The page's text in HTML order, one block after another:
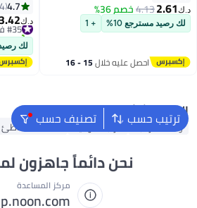
د.ك‏2.61
4.13خصم 36%
لك رصيد مسترجع 10% + 1
احصل عليه خلال 15 - 16
الحمام
الأعلى
4.7
4
د.ك‏3.42
#35 في حاملات المناديل
تم بيع +10
#35 في حاملات المناديل
لك رصيد
ترتيب حسب تصنيف حسب البحث الشائع
وسادة الرقبة مرتبة هوائية منشفة الشاطئ
نحن دائماً جاهزون
مركز المساعدة